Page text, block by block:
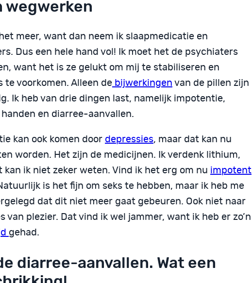
wegwerken
meer, want dan neem ik slaapmedicatie en
Dus een hele hand vol! Ik moet het de psychiaters
want het is ze gelukt om mij te stabiliseren en
te voorkomen. Alleen de bijwerkingen van de pillen zijn
Ik heb van drie dingen last, namelijk impotentie,
en diarree-aanvallen.
kan ook komen door depressies, maar dat kan nu
worden. Het zijn de medicijnen. Ik verdenk lithium,
kan ik niet zeker weten. Vind ik het erg om nu impotent
is het fijn om seks te hebben, maar ik heb me
dat dit niet meer gaat gebeuren. Ook niet naar
van plezier. Dat vind ik wel jammer, want ik heb er zo’n
gehad.
diarree-aanvallen. Wat een